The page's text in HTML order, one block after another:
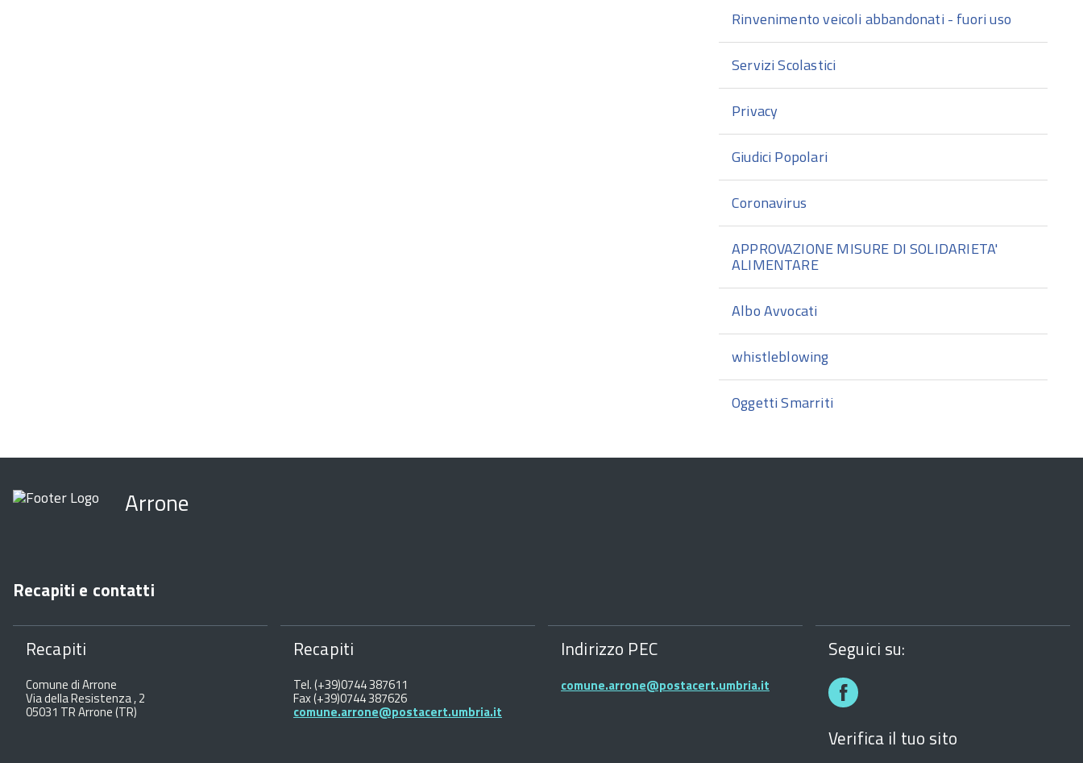
Rinvenimento veicoli abbandonati - fuori uso
Servizi Scolastici
Privacy
Giudici Popolari
Coronavirus
APPROVAZIONE MISURE DI SOLIDARIETA'
ALIMENTARE
Albo Avvocati
whistleblowing
Oggetti Smarriti
Arrone
Recapiti e contatti
Recapiti
Comune di Arrone
Via della Resistenza , 2
05031 TR Arrone (TR)
Recapiti
Tel. (+39)0744 387611
Fax (+39)0744 387626
comune.arrone@postacert.umbria.it
Indirizzo PEC
comune.arrone@postacert.umbria.it
Seguici su:
Verifica il tuo sito